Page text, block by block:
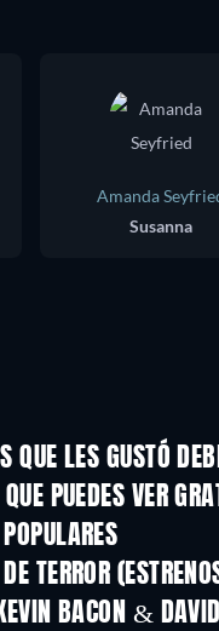
Amanda
Susanna
QUE LES GUSTÓ
PUEDES VER
TERROR
BACON &